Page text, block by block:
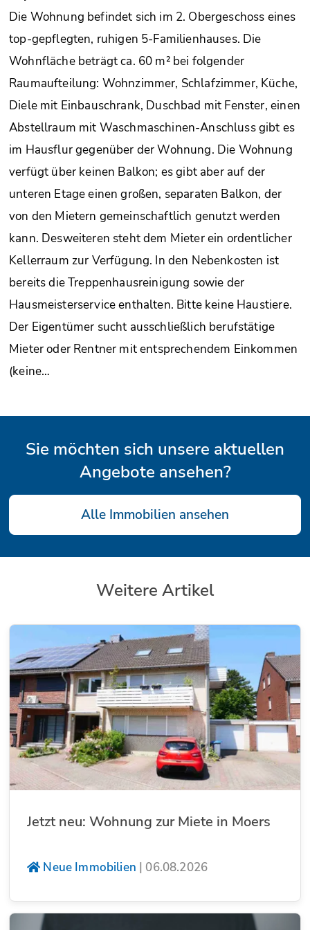
Die Wohnung befindet sich im 2. Obergeschoss eines
top-gepflegten, ruhigen 5-Familienhauses. Die
Wohnfläche beträgt ca. 60 m² bei folgender
Raumaufteilung: Wohnzimmer, Schlafzimmer, Küche,
Diele mit Einbauschrank, Duschbad mit Fenster, einen
Abstellraum mit Waschmaschinen-Anschluss gibt es
im Hausflur gegenüber der Wohnung. Die Wohnung
verfügt über keinen Balkon; es gibt aber auf der
unteren Etage einen großen, separaten Balkon, der
von den Mietern gemeinschaftlich genutzt werden
kann. Desweiteren steht dem Mieter ein ordentlicher
Kellerraum zur Verfügung. In den Nebenkosten ist
bereits die Treppenhausreinigung sowie der
Hausmeisterservice enthalten. Bitte keine Haustiere.
Der Eigentümer sucht ausschließlich berufstätige
Mieter oder Rentner mit entsprechendem Einkommen
(keine…
Sie möchten sich unsere aktuellen
Angebote ansehen?
Alle Immobilien ansehen
Weitere Artikel
Jetzt neu: Wohnung zur Miete in Moers
Neue Immobilien | 06.08.2026